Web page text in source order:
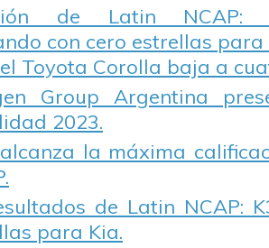
de Latin NCAP:
con cero estrellas para
Toyota Corolla baja a
Group Argentina
2023.
la máxima
de Latin NCAP:
para Kia.